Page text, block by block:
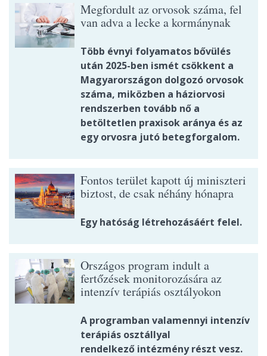
Megfordult az orvosok száma, fel
van adva a lecke a kormánynak
Több évnyi folyamatos bővülés
után 2025-ben ismét csökkent a
Magyarországon dolgozó orvosok
száma, miközben a háziorvosi
rendszerben tovább nő a
betöltetlen praxisok aránya és az
egy orvosra jutó betegforgalom.
Fontos terület kapott új miniszteri
biztost, de csak néhány hónapra
Egy hatóság létrehozásáért felel.
Országos program indult a
fertőzések monitorozására az
intenzív terápiás osztályokon
A programban valamennyi intenzív
terápiás osztállyal
rendelkező intézmény részt vesz.